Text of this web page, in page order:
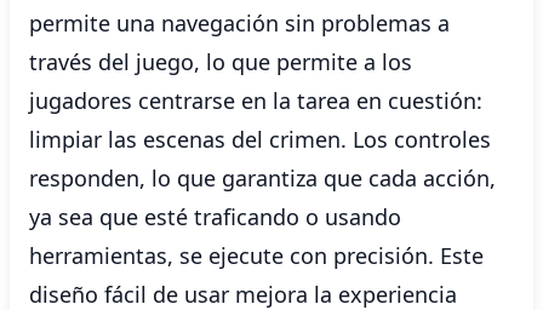
permite una navegación sin problemas a
través del juego, lo que permite a los
jugadores centrarse en la tarea en cuestión:
limpiar las escenas del crimen. Los controles
responden, lo que garantiza que cada acción,
ya sea que esté traficando o usando
herramientas, se ejecute con precisión. Este
diseño fácil de usar mejora la experiencia